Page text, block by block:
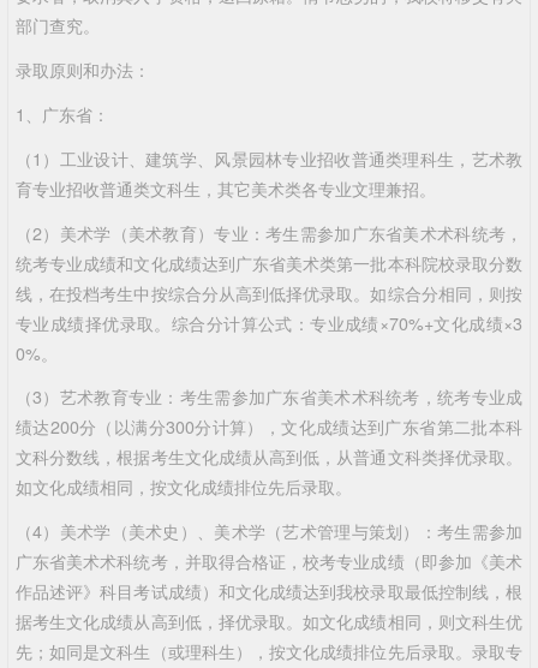
部门查究。
录取原则和办法：
1、广东省：
（1）工业设计、建筑学、风景园林专业招收普通类理科生，艺术教
育专业招收普通类文科生，其它美术类各专业文理兼招。
（2）美术学（美术教育）专业：考生需参加广东省美术术科统考，
统考专业成绩和文化成绩达到广东省美术类第一批本科院校录取分数
线，在投档考生中按综合分从高到低择优录取。如综合分相同，则按
专业成绩择优录取。综合分计算公式：专业成绩×70%+文化成绩×3
0%。
（3）艺术教育专业：考生需参加广东省美术术科统考，统考专业成
绩达200分（以满分300分计算），文化成绩达到广东省第二批本科
文科分数线，根据考生文化成绩从高到低，从普通文科类择优录取。
如文化成绩相同，按文化成绩排位先后录取。
（4）美术学（美术史）、美术学（艺术管理与策划）：考生需参加
广东省美术术科统考，并取得合格证，校考专业成绩（即参加《美术
作品述评》科目考试成绩）和文化成绩达到我校录取最低控制线，根
据考生文化成绩从高到低，择优录取。如文化成绩相同，则文科生优
先；如同是文科生（或理科生），按文化成绩排位先后录取。录取专